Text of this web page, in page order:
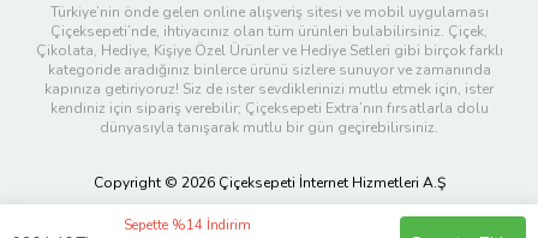
Sepette %14 İndirim
Türkiye’nin önde gelen online alışveriş sitesi ve mobil uygulaması
Çiçeksepeti’nde, ihtiyacınız olan tüm ürünleri bulabilirsiniz. Çiçek,
Çikolata, Hediye, Kişiye Özel Ürünler ve Hediye Setleri gibi birçok farklı
kategoride aradığınız binlerce ürünü sizlere sunuyor ve zamanında
kapınıza getiriyoruz! Siz de ister sevdiklerinizi mutlu etmek için, ister
kendiniz için sipariş verebilir; Çiçeksepeti Extra’nın fırsatlarla dolu
dünyasıyla tanışarak mutlu bir gün geçirebilirsiniz.
Copyright © 2026 Çiçeksepeti İnternet Hizmetleri A.Ş